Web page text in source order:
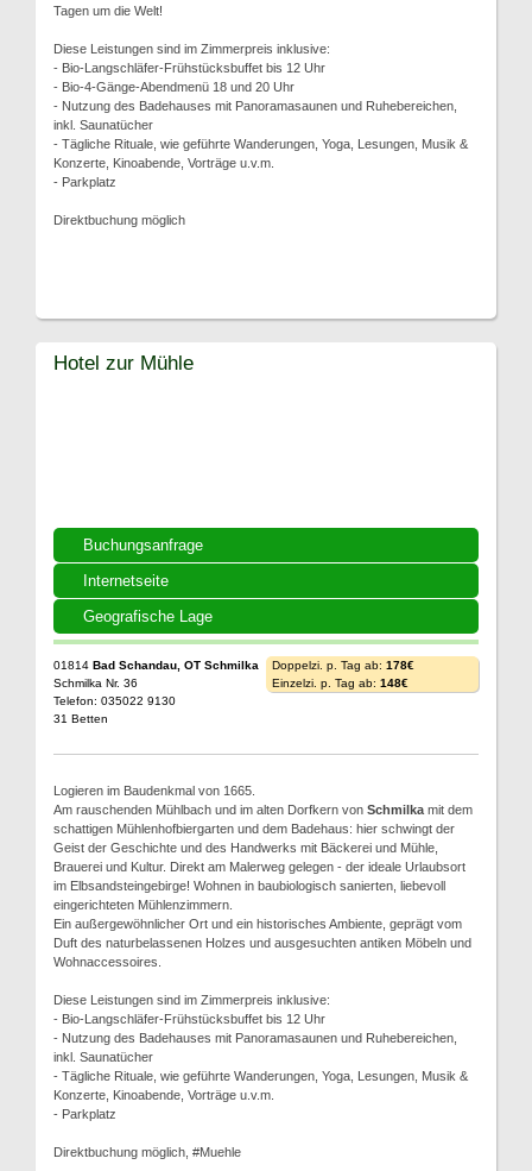
Tagen um die Welt!
Diese Leistungen sind im Zimmerpreis inklusive:
- Bio-Langschläfer-Frühstücksbuffet bis 12 Uhr
- Bio-4-Gänge-Abendmenü 18 und 20 Uhr
- Nutzung des Badehauses mit Panoramasaunen und Ruhebereichen,
inkl. Saunatücher
- Tägliche Rituale, wie geführte Wanderungen, Yoga, Lesungen, Musik &
Konzerte, Kinoabende, Vorträge u.v.m.
- Parkplatz
Direktbuchung möglich
Buchungsanfrage
Internetseite
Geografische Lage
Hotel zur Mühle
01814 Bad Schandau, OT Schmilka
Schmilka Nr. 36
Telefon: 035022 9130
31 Betten
Doppelzi. p. Tag ab: 178€
Einzelzi. p. Tag ab: 148€
Logieren im Baudenkmal von 1665.
Am rauschenden Mühlbach und im alten Dorfkern von Schmilka mit dem
schattigen Mühlenhofbiergarten und dem Badehaus: hier schwingt der
Geist der Geschichte und des Handwerks mit Bäckerei und Mühle,
Brauerei und Kultur. Direkt am Malerweg gelegen - der ideale Urlaubsort
im Elbsandsteingebirge! Wohnen in baubiologisch sanierten, liebevoll
eingerichteten Mühlenzimmern.
Ein außergewöhnlicher Ort und ein historisches Ambiente, geprägt vom
Duft des naturbelassenen Holzes und ausgesuchten antiken Möbeln und
Wohnaccessoires.
Diese Leistungen sind im Zimmerpreis inklusive:
- Bio-Langschläfer-Frühstücksbuffet bis 12 Uhr
- Nutzung des Badehauses mit Panoramasaunen und Ruhebereichen,
inkl. Saunatücher
- Tägliche Rituale, wie geführte Wanderungen, Yoga, Lesungen, Musik &
Konzerte, Kinoabende, Vorträge u.v.m.
- Parkplatz
Direktbuchung möglich, #Muehle